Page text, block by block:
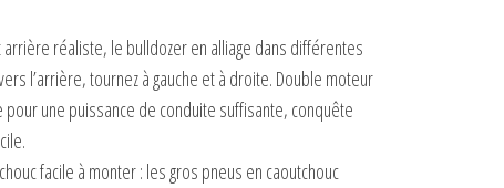
réaliste, le bulldozer en alliage dans différentes
l’arrière, tournez à gauche et à droite. Double moteur
une puissance de conduite suffisante, conquête
facile à monter : les gros pneus en caoutchouc